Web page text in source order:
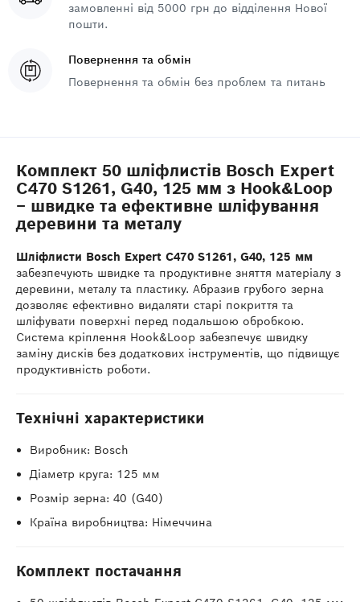
замовленні від 5000 грн до відділення Нової
пошти.
Повернення та обмін
Повернення та обмін без проблем та питань
Комплект 50 шліфлистів Bosch Expert
C470 S1261, G40, 125 мм з Hook&Loop
– швидке та ефективне шліфування
деревини та металу
Шліфлисти Bosch Expert C470 S1261, G40, 125 мм
забезпечують швидке та продуктивне зняття матеріалу з
деревини, металу та пластику. Абразив грубого зерна
дозволяє ефективно видаляти старі покриття та
шліфувати поверхні перед подальшою обробкою.
Система кріплення Hook&Loop забезпечує швидку
заміну дисків без додаткових інструментів, що підвищує
продуктивність роботи.
Технічні характеристики
Виробник: Bosch
Діаметр круга: 125 мм
Розмір зерна: 40 (G40)
Країна виробництва: Німеччина
Комплект постачання